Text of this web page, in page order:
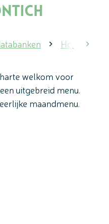
Horeca
welkom voor
uitgebreid menu.
maandmenu.